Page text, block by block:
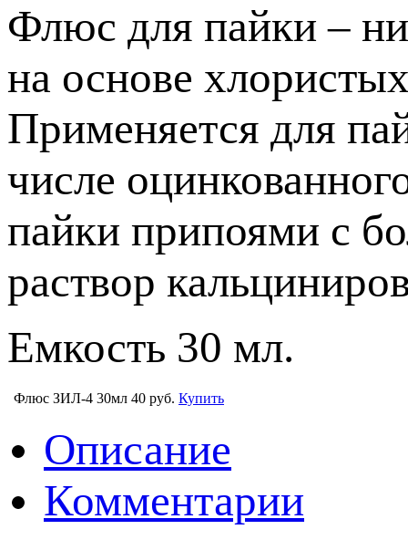
Флюс для пайки –
на основе
Применяется для
числе
пайки припоями с
раствор
Емкость 30 мл.
Флюс ЗИЛ-4 30мл 40 руб. Купить
Описание
Комментарии